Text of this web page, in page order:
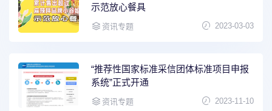
示范放心餐具
资讯专题 2023-03-03
“推荐性国家标准采信团体标准项目申报
系统”正式开通
资讯专题 2023-11-10